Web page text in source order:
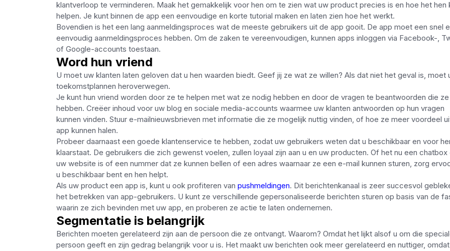
klantverloop te verminderen. Maak het gemakkelijk voor hen om te zien wat uw product precies is en hoe het hen
helpen. Je kunt binnen de app een eenvoudige en korte tutorial maken en laten zien hoe het werkt.
Bovendien is het een lang aanmeldingsproces wat de meeste gebruikers uit de app gooit. De app moet een snel
eenvoudig aanmeldingsproces hebben. Om de zaken te vereenvoudigen, kunnen apps inloggen via Facebook-,
of Google-accounts toestaan.
Word hun vriend
U moet uw klanten laten geloven dat u hen waarden biedt. Geef jij ze wat ze willen? Als dat niet het geval is, moet
toekomstplannen heroverwegen.
Je kunt hun vriend worden door ze te helpen met wat ze nodig hebben en door de vragen te beantwoorden die ze
hebben. Creëer inhoud voor uw blog en sociale media-accounts waarmee uw klanten antwoorden op hun vragen
kunnen vinden. Stuur e-mailnieuwsbrieven met informatie die ze mogelijk nuttig vinden, of hoe ze meer voordeel
app kunnen halen.
Probeer daarnaast een goede klantenservice te hebben, zodat uw gebruikers weten dat u beschikbaar en voor
klaarstaat. De gebruikers die zich gewenst voelen, zullen loyaal zijn aan u en uw producten. Of het nu een chatbox
uw website is of een nummer dat ze kunnen bellen of een adres waarnaar ze een e-mail kunnen sturen, zorg
u beschikbaar bent en hen helpt.
Als uw product een app is, kunt u ook profiteren van pushmeldingen. Dit berichtenkanaal is zeer succesvol
het betrekken van app-gebruikers. U kunt ze verschillende gepersonaliseerde berichten sturen op basis van de
waarin ze zich bevinden met uw app, en proberen ze actie te laten ondernemen.
Segmentatie is belangrijk
Berichten moeten gerelateerd zijn aan de persoon die ze ontvangt. Waarom? Omdat het lijkt alsof u om die
persoon geeft en zijn gedrag belangrijk voor u is. Het maakt uw berichten ook meer gerelateerd en nuttiger,